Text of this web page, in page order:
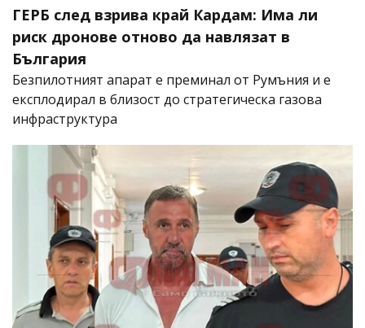
ГЕРБ след взрива край Кардам: Има ли
риск дронове отново да навлязат в
България
Безпилотният апарат е преминал от Румъния и е
експлодирал в близост до стратегическа газова
инфраструктура